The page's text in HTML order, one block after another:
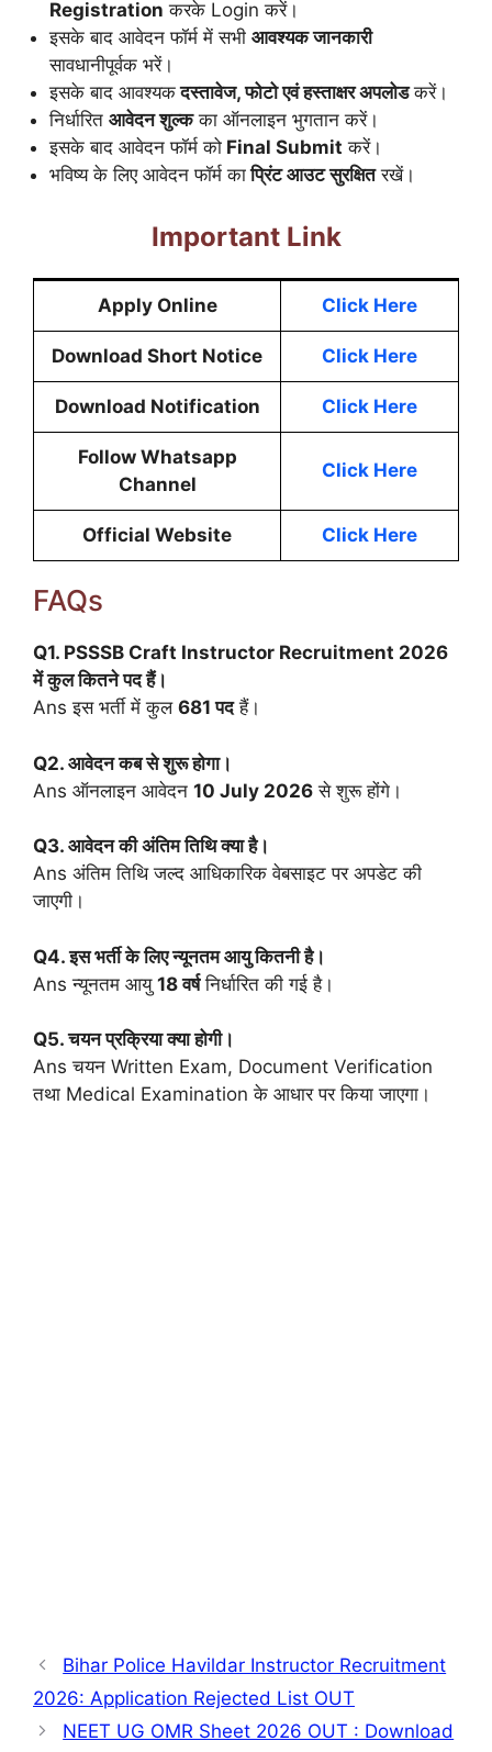
Registration करके Login करें।
इसके बाद आवेदन फॉर्म में सभी आवश्यक जानकारी
सावधानीपूर्वक भरें।
इसके बाद आवश्यकदस्तावेज, फोटो एवं हस्ताक्षर अपलोडकरें।
निर्धारित आवेदन शुल्कका ऑनलाइन भुगतान करें।
इसके बाद आवेदन फॉर्म को Final Submit करें।
भविष्य के लिए आवेदन फॉर्म काप्रिंट आउट सुरक्षितरखें।
Important Link
Apply Online Click Here
Download Short Notice Click Here
Download Notification Click Here
Follow Whatsapp
Channel
Click Here
Official Website Click Here
FAQs
Q1. PSSSB Craft Instructor Recruitment 2026
में कुल कितने पद हैं।
Ans इस भर्ती में कुल 681 पदहैं।
Q2. आवेदन कब से शुरू होगा।
Ans ऑनलाइन आवेदन 10 July 2026 से शुरू होंगे।
Q3. आवेदन की अंतिम तिथि क्या है।
Ans अंतिम तिथि जल्द आधिकारिक वेबसाइट पर अपडेट की
जाएगी।
Q4. इस भर्ती के लिए न्यूनतम आयु कितनी है।
Ans न्यूनतम आयु 18 वर्षनिर्धारित की गई है।
Q5. चयन प्रक्रिया क्या होगी।
Ans चयन Written Exam, Document Verification
तथा Medical Examination के आधार पर किया जाएगा।
Bihar Police Havildar Instructor Recruitment
2026: Application Rejected List OUT
NEET UG OMR Sheet 2026 OUT : Download